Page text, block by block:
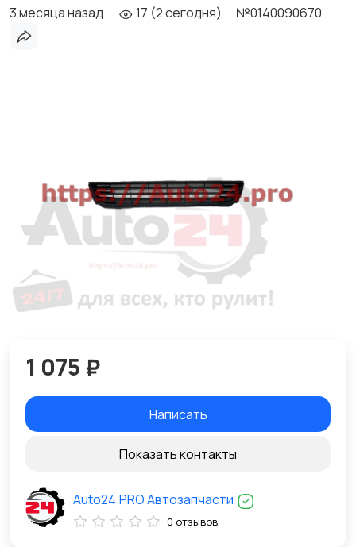
3 месяца назад 17 (2 сегодня) №0140090670
1 075 ₽
Написать
Показать контакты
Auto24.PRO Автозапчасти
0 отзывов